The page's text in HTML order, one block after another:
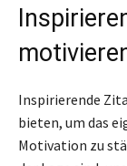
Inspirierende
bieten, um das
Motivation zu